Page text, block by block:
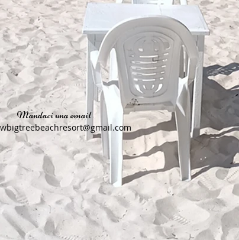
Mandaci una email